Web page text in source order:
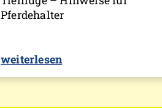
Pferdehalter
weiterlesen